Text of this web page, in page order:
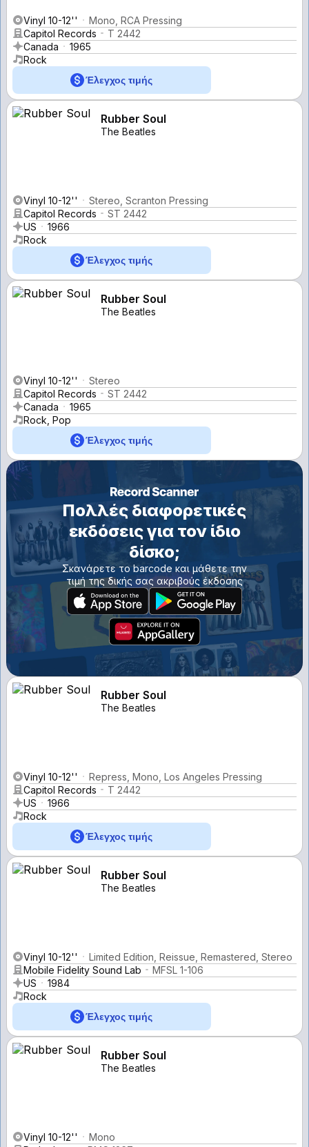
Vinyl 10-12''
Mono, RCA Pressing
Capitol Records
T 2442
Canada
1965
Rock
Έλεγχος τιμής
Rubber Soul
The Beatles
Vinyl 10-12''
Stereo, Scranton Pressing
Capitol Records
ST 2442
US
1966
Rock
Έλεγχος τιμής
Rubber Soul
The Beatles
Vinyl 10-12''
Stereo
Capitol Records
ST 2442
Canada
1965
Rock, Pop
Έλεγχος τιμής
Πολλές διαφορετικές
εκδόσεις για τον ίδιο
δίσκο;
Σκανάρετε το barcode και μάθετε την
τιμή της δικής σας ακριβούς έκδοσης
Rubber Soul
The Beatles
Vinyl 10-12''
Repress, Mono, Los Angeles Pressing
Capitol Records
T 2442
US
1966
Rock
Έλεγχος τιμής
Rubber Soul
The Beatles
Vinyl 10-12''
Limited Edition, Reissue, Remastered, Stereo
Mobile Fidelity Sound Lab
MFSL 1-106
US
1984
Rock
Έλεγχος τιμής
Rubber Soul
The Beatles
Vinyl 10-12''
Mono